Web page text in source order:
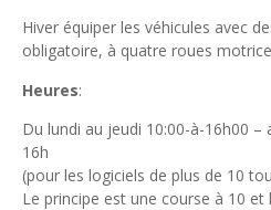
Hiver équiper les véhicules avec
obligatoire, à quatre roues
Heures:
Du lundi au jeudi 10:00-à-16h00
16h
(pour les logiciels de plus de 10
Le principe est une course à 10 et